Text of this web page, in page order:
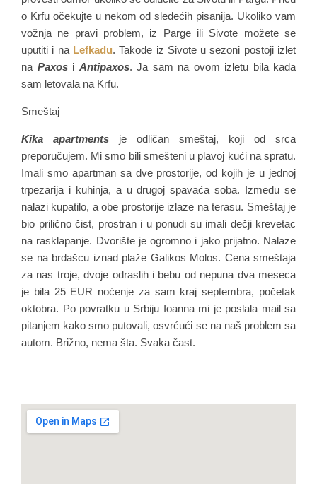
o Krfu očekujte u nekom od sledećih pisanija. Ukoliko vam
vožnja ne pravi problem, iz Parge ili Sivote možete se
uputiti i na Lefkadu. Takođe iz Sivote u sezoni postoji izlet
na Paxosi Antipaxos. Ja sam na ovom izletu bila kada
sam letovala na Krfu.
Smeštaj
Kika apartments je odličan smeštaj, koji od srca
preporučujem. Mi smo bili smešteni u plavoj kući na spratu.
Imali smo apartman sa dve prostorije, od kojih je u jednoj
trpezarija i kuhinja, a u drugoj spavaća soba. Između se
nalazi kupatilo, a obe prostorije izlaze na terasu. Smeštaj je
bio prilično čist, prostran i u ponudi su imali dečji krevetac
na rasklapanje. Dvorište je ogromno i jako prijatno. Nalaze
se na brdašcu iznad plaže Galikos Molos. Cena smeštaja
za nas troje, dvoje odraslih i bebu od nepuna dva meseca
je bila 25 EUR noćenje za sam kraj septembra, početak
oktobra. Po povratku u Srbiju Ioanna mi je poslala mail sa
pitanjem kako smo putovali, osvrćući se na naš problem sa
autom. Brižno, nema šta. Svaka čast.